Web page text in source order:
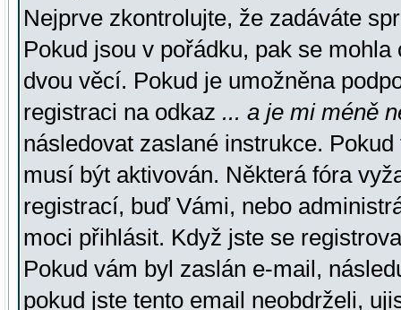
Nejprve zkontrolujte, že zadáváte
Pokud jsou v pořádku, pak se
dvou věcí. Pokud je umožněna
registraci na odkaz ... a je mi méně
následovat zaslané instrukce.
musí být aktivován. Některá fóra
registrací, buď Vámi, nebo
moci přihlásit. Když jste se
Pokud vám byl zaslán e-mail,
pokud jste tento email neobdrželi,